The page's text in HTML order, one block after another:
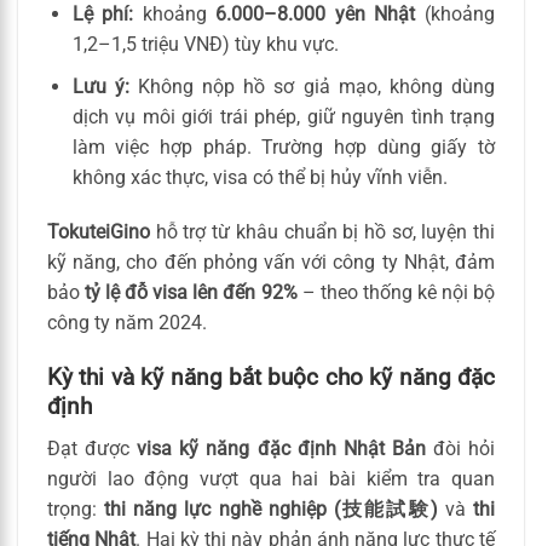
Lệ phí: khoảng 6.000–8.000 yên Nhật(khoảng
1,2–1,5 triệu VNĐ) tùy khu vực.
Lưu ý:Không nộp hồ sơ giả mạo, không dùng
dịch vụ môi giới trái phép, giữ nguyên tình trạng
làm việc hợp pháp. Trường hợp dùng giấy tờ
không xác thực, visa có thể bị hủy vĩnh viễn.
TokuteiGino hỗ trợ từ khâu chuẩn bị hồ sơ, luyện thi
kỹ năng, cho đến phỏng vấn với công ty Nhật, đảm
bảotỷ lệ đỗ visa lên đến 92%– theo thống kê nội bộ
công ty năm 2024.
Kỳ thi và kỹ năng bắt buộc cho kỹ năng đặc
định
Đạt đượcvisa kỹ năng đặc định Nhật Bảnđòi hỏi
người lao động vượt qua hai bài kiểm tra quan
trọng:thi năng lực nghề nghiệp (技能試験) vàthi
tiếng Nhật. Hai kỳ thi này phản ánh năng lực thực tế